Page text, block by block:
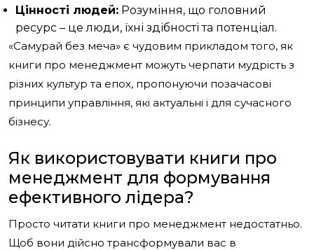
Цінності людей: Розуміння, що головний
ресурс – це люди, їхні здібності та потенціал.
«Самурай без меча» є чудовим прикладом того, як
книги про менеджмент можуть черпати мудрість з
різних культур та епох, пропонуючи позачасові
принципи управління, які актуальні і для сучасного
бізнесу.
Як використовувати книги про
менеджмент для формування
ефективного лідера?
Просто читати книги про менеджмент недостатньо.
Щоб вони дійсно трансформували вас в